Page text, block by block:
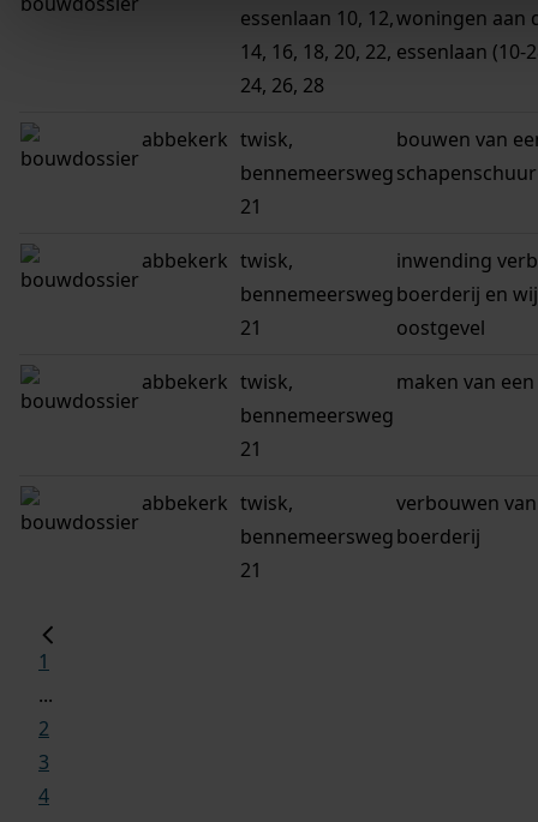
essenlaan 10, 12,
14, 16, 18, 20, 22,
24, 26, 28
woningen aan
essenlaan (10-
abbekerk twisk,
bennemeersweg
21
bouwen van
schapenschuur
abbekerk twisk,
bennemeersweg
21
inwending
boerderij en
oostgevel
abbekerk twisk,
bennemeersweg
21
maken van
abbekerk twisk,
bennemeersweg
21
verbouwen
boerderij
1
...
2
3
4